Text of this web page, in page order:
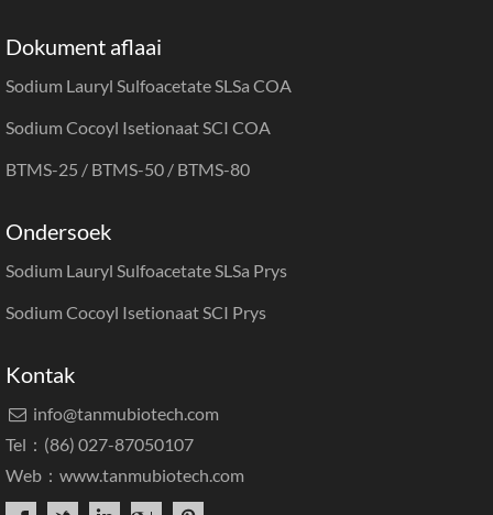
Dokument aflaai
Sodium Lauryl Sulfoacetate SLSa COA
Sodium Cocoyl Isetionaat SCI COA
BTMS-25 / BTMS-50 / BTMS-80
Ondersoek
Sodium Lauryl Sulfoacetate SLSa Prys
Sodium Cocoyl Isetionaat SCI Prys
Kontak
 info@tanmubiotech.com
Tel：(86) 027-87050107
Web： www.tanmubiotech.com